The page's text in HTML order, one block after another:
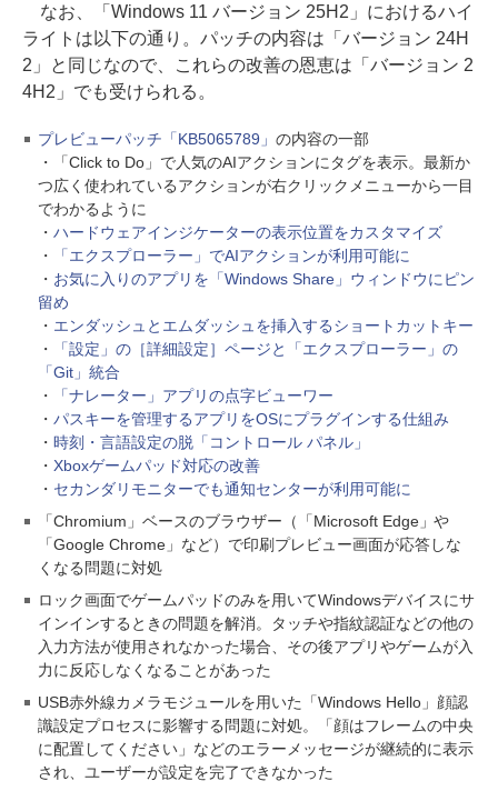
なお、「Windows 11 バージョン 25H2」におけるハイ
ライトは以下の通り。パッチの内容は「バージョン 24H
2」と同じなので、これらの改善の恩恵は「バージョン 2
4H2」でも受けられる。
プレビューパッチ「KB5065789」 の内容の一部
・「Click to Do」で人気のAIアクションにタグを表示。最新か
つ広く使われているアクションが右クリックメニューから一目
でわかるように
・ ハードウェアインジケーターの表示位置をカスタマイズ
・
「エクスプローラー」でAIアクションが利用可能に
・ お気に入りのアプリを「Windows Share」ウィンドウにピン
留め
・ エンダッシュとエムダッシュを挿入するショートカットキー
・
「設定」の［詳細設定］ページと「エクスプローラー」の
「Git」統合
・
「ナレーター」アプリの点字ビューワー
・ パスキーを管理するアプリをOSにプラグインする仕組み
・ 時刻・言語設定の脱「コントロール パネル」
・ Xboxゲームパッド対応の改善
・ セカンダリモニターでも通知センターが利用可能に
「Chromium」ベースのブラウザー（「Microsoft Edge」や
「Google Chrome」など）で印刷プレビュー画面が応答しな
くなる問題に対処
ロック画面でゲームパッドのみを用いてWindowsデバイスにサ
インインするときの問題を解消。タッチや指紋認証などの他の
入力方法が使用されなかった場合、その後アプリやゲームが入
力に反応しなくなることがあった
USB赤外線カメラモジュールを用いた「Windows Hello」顔認
識設定プロセスに影響する問題に対処。「顔はフレームの中央
に配置してください」などのエラーメッセージが継続的に表示
され、ユーザーが設定を完了できなかった